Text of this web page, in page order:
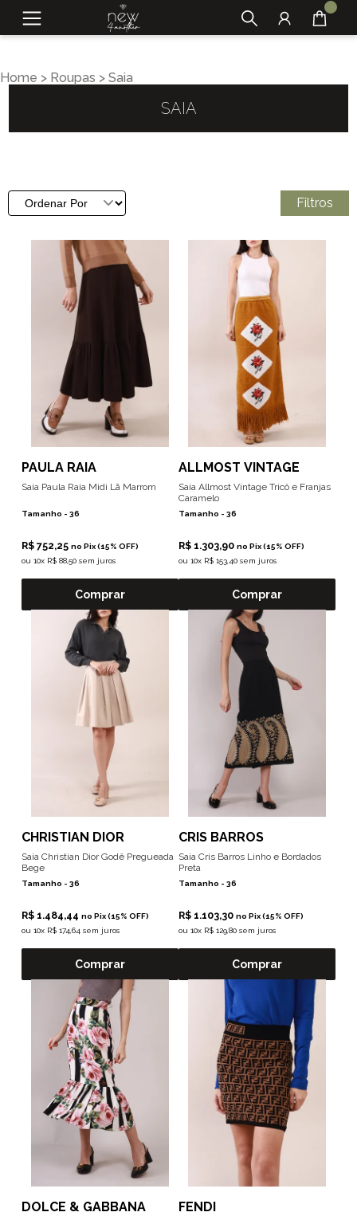
Home > Roupas > Saia
SAIA
Filtros
PAULA RAIA
Saia Paula Raia Midi Lã Marrom
Tamanho - 36
R$ 752,25 no Pix (15% OFF)
ou 10x R$ 88,50 sem juros
Comprar
ALLMOST VINTAGE
Saia Allmost Vintage Tricô e Franjas
Caramelo
Tamanho - 36
R$ 1.303,90 no Pix (15% OFF)
ou 10x R$ 153,40 sem juros
Comprar
CHRISTIAN DIOR
Saia Christian Dior Godê Pregueada
Bege
Tamanho - 36
R$ 1.484,44 no Pix (15% OFF)
ou 10x R$ 174,64 sem juros
Comprar
CRIS BARROS
Saia Cris Barros Linho e Bordados
Preta
Tamanho - 36
R$ 1.103,30 no Pix (15% OFF)
ou 10x R$ 129,80 sem juros
Comprar
DOLCE & GABBANA FENDI